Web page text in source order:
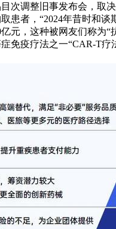
次调整旧事发布会，取
患者，“2024年昔时和谈
元，这种被网友们称为“
免疫疗法之一“CAR-T疗